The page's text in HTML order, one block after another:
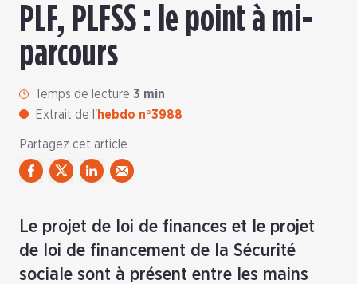
PLF, PLFSS : le point à mi-
parcours
Temps de lecture 3 min
Extrait de l'hebdo n°3988
Partagez cet article
Le projet de loi de finances et le projet
de loi de financement de la Sécurité
sociale sont à présent entre les mains